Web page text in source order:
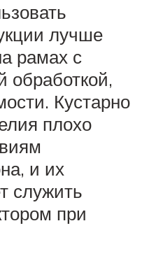
лучше
рамах с
обработкой,
Кустарно
плохо
и их
служить
при